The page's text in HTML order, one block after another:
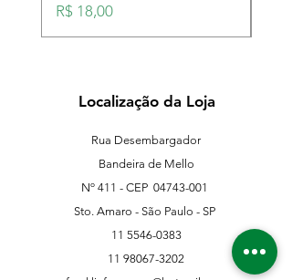
Preço
R$ 18,00
Localização da Loja
Rua Desembargador
Bandeira de Mello
Nº 411 - CEP 04743-001
Sto. Amaro - São Paulo - SP
11 5546-0383
11 98067-3202